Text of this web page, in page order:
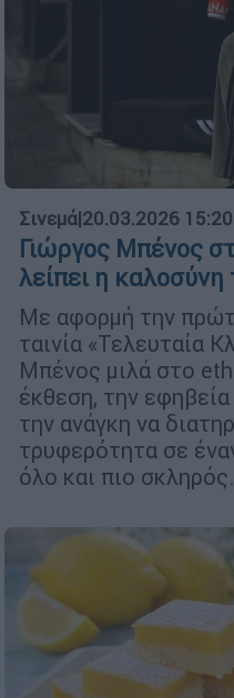
Σινεμά|20.03.2026 15:20
Γιώργος Μπένος
λείπει η
Με αφορμή την
ταινία «Τελευταία
Μπένος μιλά στο
έκθεση, την
την ανάγκη να
τρυφερότητα σε
όλο και πιο σκληρός.